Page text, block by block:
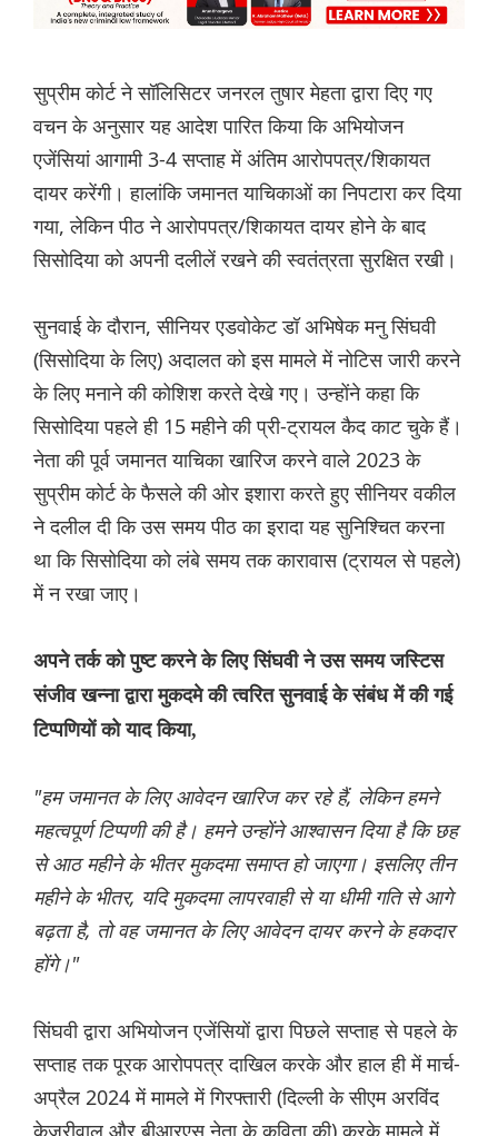
सुप्रीम कोर्ट ने सॉलिसिटर जनरल तुषार मेहता द्वारा दिए गए
वचन के अनुसार यह आदेश पारित किया कि अभियोजन
एजेंसियां ​​आगामी 3-4 सप्ताह में अंतिम आरोपपत्र/शिकायत
दायर करेंगी। हालांकि जमानत याचिकाओं का निपटारा कर दिया
गया, लेकिन पीठ ने आरोपपत्र/शिकायत दायर होने के बाद
सिसोदिया को अपनी दलीलें रखने की स्वतंत्रता सुरक्षित रखी।
सुनवाई के दौरान, सीनियर एडवोकेट डॉ अभिषेक मनु सिंघवी
(सिसोदिया के लिए) अदालत को इस मामले में नोटिस जारी करने
के लिए मनाने की कोशिश करते देखे गए। उन्होंने कहा कि
सिसोदिया पहले ही 15 महीने की प्री-ट्रायल कैद काट चुके हैं।
नेता की पूर्व जमानत याचिका खारिज करने वाले 2023 के
सुप्रीम कोर्ट के फैसले की ओर इशारा करते हुए सीनियर वकील
ने दलील दी कि उस समय पीठ का इरादा यह सुनिश्चित करना
था कि सिसोदिया को लंबे समय तक कारावास (ट्रायल से पहले)
में न रखा जाए।
अपने तर्क को पुष्ट करने के लिए सिंघवी ने उस समय जस्टिस
संजीव खन्ना द्वारा मुकदमे की त्वरित सुनवाई के संबंध में की गई
टिप्पणियों को याद किया,
"हम जमानत के लिए आवेदन खारिज कर रहे हैं, लेकिन हमने
महत्वपूर्ण टिप्पणी की है। हमने उन्होंने आश्वासन दिया है कि छह
से आठ महीने के भीतर मुकदमा समाप्त हो जाएगा। इसलिए तीन
महीने के भीतर, यदि मुकदमा लापरवाही से या धीमी गति से आगे
बढ़ता है, तो वह जमानत के लिए आवेदन दायर करने के हकदार
होंगे।"
सिंघवी द्वारा अभियोजन एजेंसियों द्वारा पिछले सप्ताह से पहले के
सप्ताह तक पूरक आरोपपत्र दाखिल करके और हाल ही में मार्च-
अप्रैल 2024 में मामले में गिरफ्तारी (दिल्ली के सीएम अरविंद